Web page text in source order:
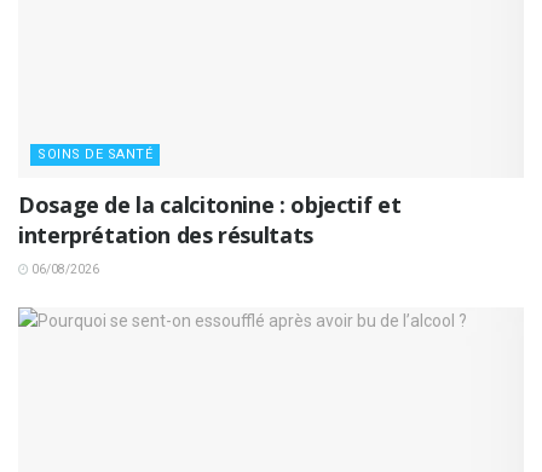
SOINS DE SANTÉ
Dosage de la calcitonine : objectif et
interprétation des résultats
06/08/2026